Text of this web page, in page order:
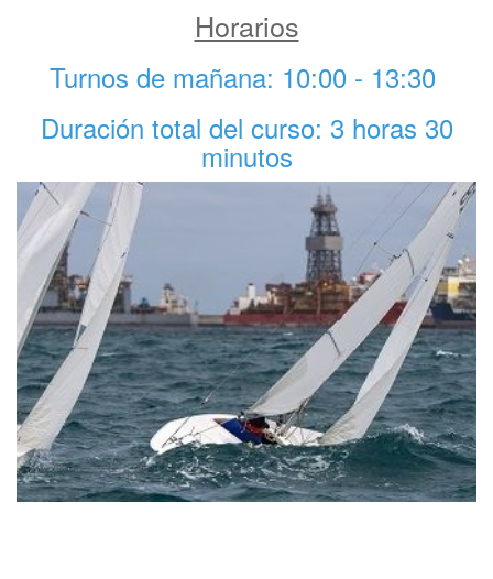
Horarios
Turnos de mañana: 10:00 - 13:30
Duración total del curso: 3 horas 30
minutos